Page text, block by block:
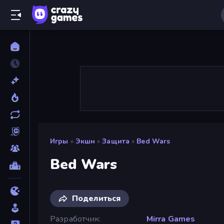
Игры » Экшн » Защита » Bed Wars
Bed Wars
Поделиться
Разработчик
Mirra Games